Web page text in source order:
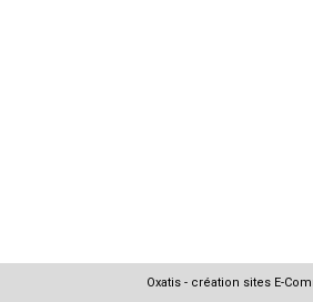
Oxatis - création sites E-